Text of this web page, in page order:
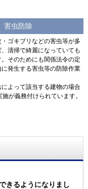
害虫防除
ゴキブリなどの害虫等が多
清掃で綺麗になっていても
そのためにも関係法令の定
発生する害虫等の防除作業
によって該当する建物の場合
が義務付けられています。
きるようになりまし